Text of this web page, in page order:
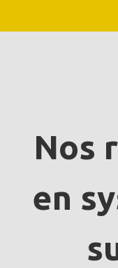
Nos
en